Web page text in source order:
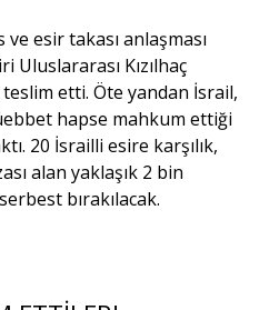
Dizisi
esir takası anlaşması
Uluslararası Kızılhaç
etti. Öte yandan İsrail,
hapse mahkum ettiği
20 İsrailli esire karşılık,
alan yaklaşık 2 bin
bırakılacak.